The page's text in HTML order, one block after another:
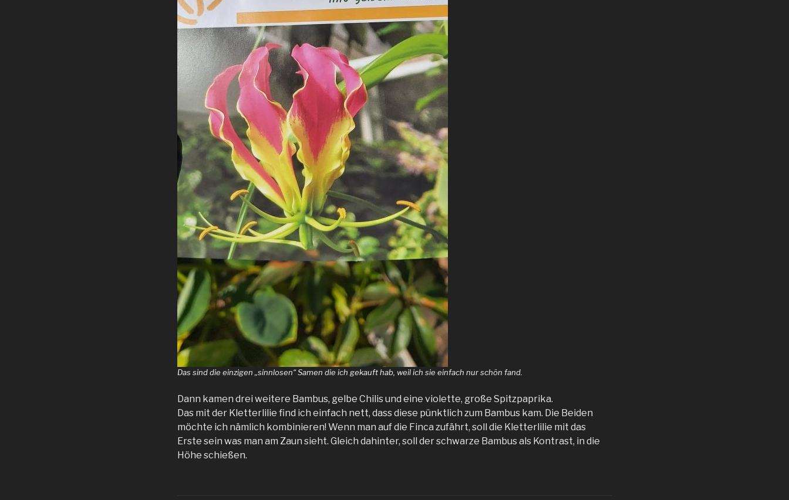
Das sind die einzigen „sinnlosen“ Samen die ich gekauft hab, weil ich sie einfach nur schön fand.
Dann kamen drei weitere Bambus, gelbe Chilis und eine violette, große Spitzpaprika.
Das mit der Kletterlilie find ich einfach nett, dass diese pünktlich zum Bambus kam. Die Beiden
möchte ich nämlich kombinieren! Wenn man auf die Finca zufährt, soll die Kletterlilie mit das
Erste sein was man am Zaun sieht. Gleich dahinter, soll der schwarze Bambus als Kontrast, in die
Höhe schießen.